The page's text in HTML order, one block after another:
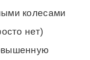
колесами
нет)